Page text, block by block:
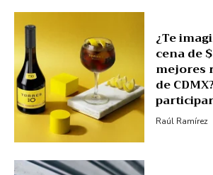
¿Te
cena de
mejores
de
Raúl Ramírez